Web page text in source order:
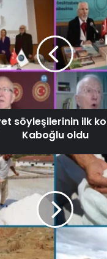
söyleşilerinin ilk
Kaboğlu oldu